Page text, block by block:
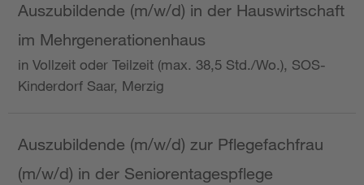
Auszubildende (m/w/d) in der Hauswirtschaft
im Mehrgenerationenhaus
in Vollzeit oder Teilzeit (max. 38,5 Std./Wo.), SOS-
Kinderdorf Saar, Merzig
Auszubildende (m/w/d) zur Pflegefachfrau
(m/w/d) in der Seniorentagespflege